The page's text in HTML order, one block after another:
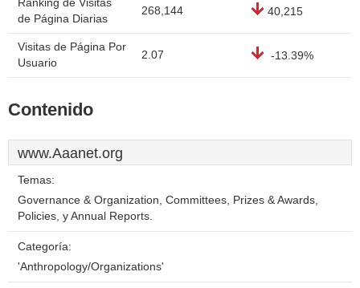
Ranking de Visitas
de Página Diarias
268,144 40,215
Visitas de Página Por
Usuario
2.07 -13.39%
Contenido
www.Aaanet.org
Temas:
Governance & Organization, Committees, Prizes & Awards,
Policies, y Annual Reports.
Categoría:
'Anthropology/Organizations'